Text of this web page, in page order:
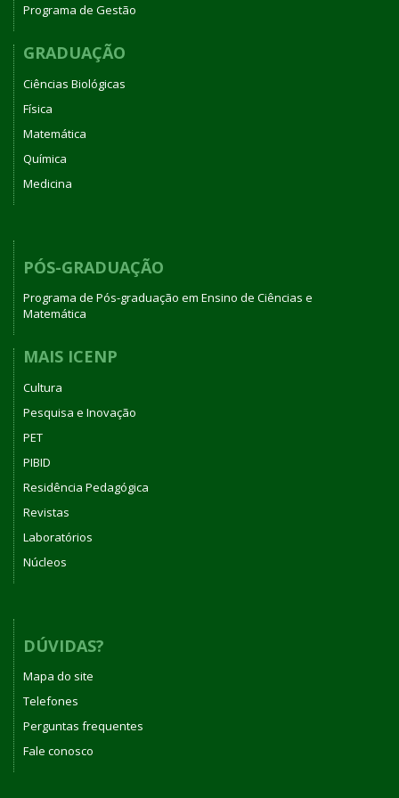
Programa de Gestão
GRADUAÇÃO
Ciências Biológicas
Física
Matemática
Química
Medicina
PÓS-GRADUAÇÃO
Programa de Pós-graduação em Ensino de Ciências e
Matemática
MAIS ICENP
Cultura
Pesquisa e Inovação
PET
PIBID
Residência Pedagógica
Revistas
Laboratórios
Núcleos
DÚVIDAS?
Mapa do site
Telefones
Perguntas frequentes
Fale conosco